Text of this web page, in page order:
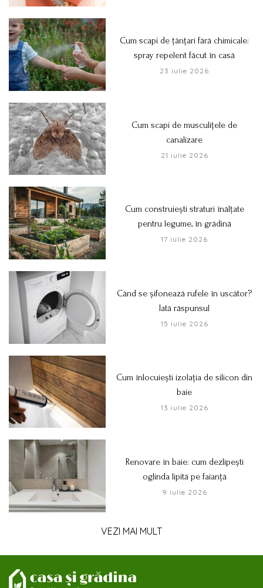
Cum scapi de țânțari fără chimicale:
spray repelent făcut în casă
23 iulie 2026
Cum scapi de musculițele de
canalizare
21 iulie 2026
Cum construiești straturi înălțate
pentru legume, în grădină
17 iulie 2026
Când se șifonează rufele în uscător?
Iată răspunsul
15 iulie 2026
Cum înlocuiești izolația de silicon din
baie
13 iulie 2026
Renovare în baie: cum dezlipești
oglinda lipită pe faianță
9 iulie 2026
VEZI MAI MULT